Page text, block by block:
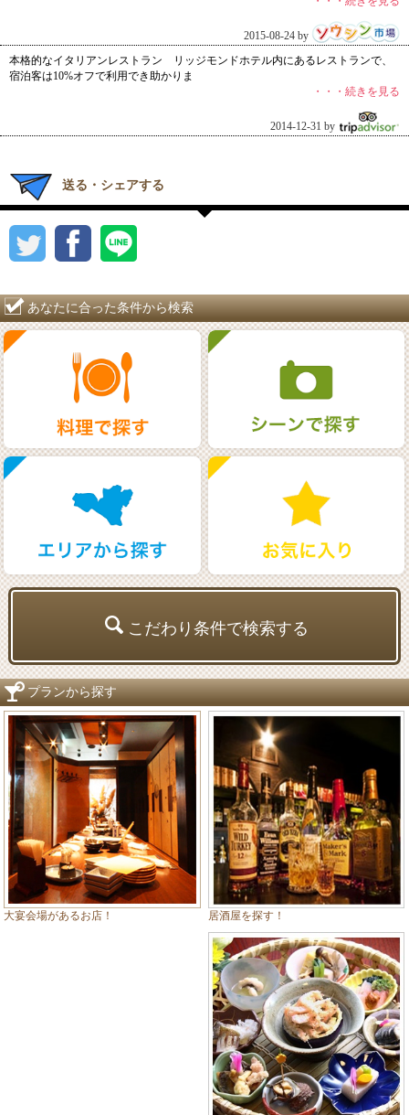
2015-08-24 by
本格的なイタリアンレストラン リッジモンドホテル内にあるレストランで、
宿泊客は10%オフで利用でき助かりま
・・・続きを見る
2014-12-31 by
送る・シェアする
あなたに合った条件から検索
こだわり条件で検索する
プランから探す
大宴会場があるお店！ 居酒屋を探す！